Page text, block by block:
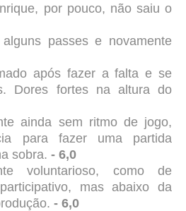
por pouco, não saiu o
alguns passes e novamente
após fazer a falta e se
Dores fortes na altura do
ainda sem ritmo de jogo,
para fazer uma partida
sobra. - 6,0
voluntarioso, como de
mas abaixo da
- 6,0